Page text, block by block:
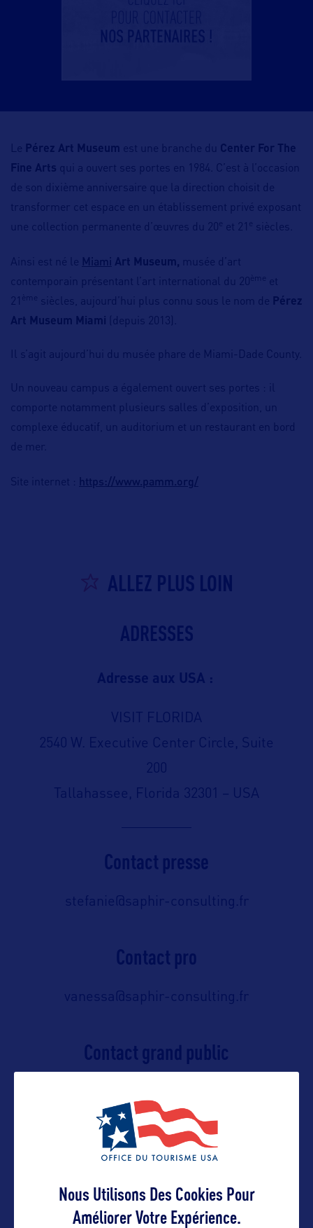
Le Pérez Art Museum est une branche du Center For The
Fine Arts qui a ouvert ses portes en 1984. C’est à l’occasion
de son dixième anniversaire que la direction choisit de
transformer cet espace en un établissement privé exposant
une collection permanente d’œuvres du 20
et 21 siècles.
Ainsi est né le Miami Art Museum, musée d’art
contemporain présentant l’art international du 20
ème
et
21
ème siècles, aujourd’hui plus connu sous le nom de Pérez
Art Museum Miami
(depuis 2013).
Il s’agit aujourd’hui du musée phare de Miami-Dade County.
Un nouveau campus a également ouvert ses portes : il
comporte notamment plusieurs salles d’exposition, un
complexe éducatif, un auditorium et un restaurant en bord
de mer.
Site internet : https://www.pamm.org/
ALLEZ PLUS LOIN
ADRESSES
Adresse aux USA :
VISIT FLORIDA
2540 W. Executive Center Circle, Suite
200
Tallahassee, Florida 32301 – USA
Contact presse
stefanie@saphir-consulting.fr
Contact pro
vanessa@saphir-consulting.fr
Contact grand public
us/contact-us.html
Suivre
Nous Utilisons Des Cookies Pour
Améliorer Votre Expérience.